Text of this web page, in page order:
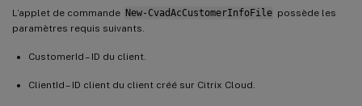
L’applet de commande New-CvadAcCustomerInfoFile possède les
paramètres requis suivants.
CustomerId – ID du client.
ClientId – ID client du client créé sur Citrix Cloud.